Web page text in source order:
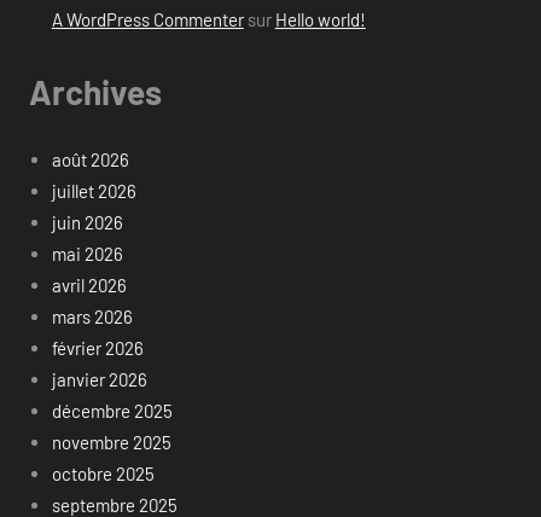
A WordPress Commentersur Hello world!
Archives
août 2026
juillet 2026
juin 2026
mai 2026
avril 2026
mars 2026
février 2026
janvier 2026
décembre 2025
novembre 2025
octobre 2025
septembre 2025